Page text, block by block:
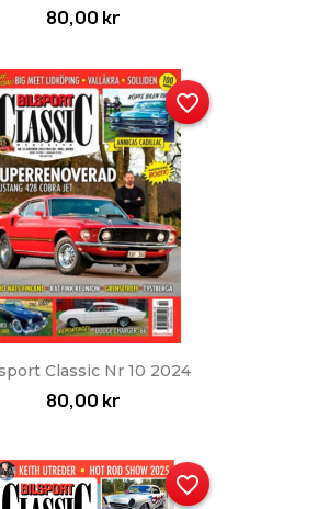
80,00 kr
Classic Nr 10 2024
80,00 kr
favorite_border
favorite_border